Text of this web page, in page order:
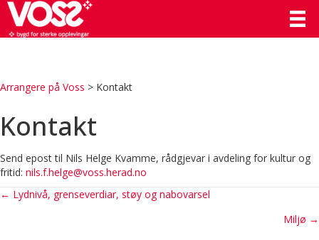
Arrangere på Voss > Kontakt
Kontakt
Send epost til Nils Helge Kvamme, rådgjevar i avdeling for kultur og
fritid: nils.f.helge@voss.herad.no
Posts
← Lydnivå, grenseverdiar, støy og nabovarsel
Miljø →